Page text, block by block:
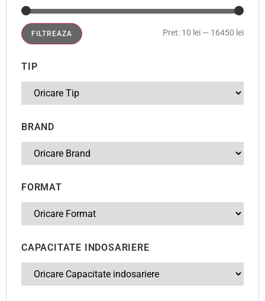
FILTREAZA Pret: 10 lei — 16450 lei
TIP
BRAND
FORMAT
CAPACITATE INDOSARIERE